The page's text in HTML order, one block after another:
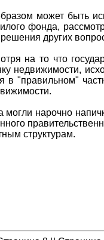
может быть
фонда,
других
на то что
недвижимости,
в "правильном"
нарочно
структурам.